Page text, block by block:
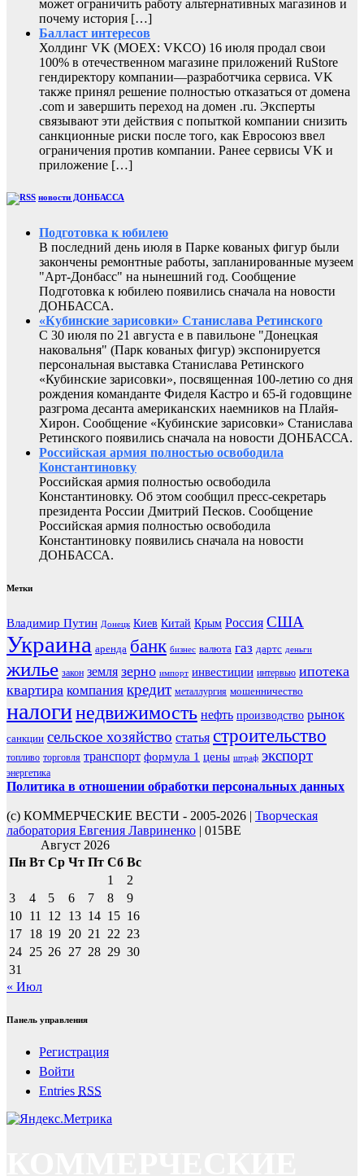
может ограничить работу альтернативных магазинов и
почему история […]
Балласт интересов
Холдинг VK (MOEX: VKCO) 16 июля продал свои
100% в отечественном магазине приложений RuStore
гендиректору компании—разработчика сервиса. VK
также принял решение полностью отказаться от домена
.com и завершить переход на домен .ru. Эксперты
связывают эти действия с попыткой компании снизить
санкционные риски после того, как Евросоюз ввел
ограничения против компании. Ранее сервисы VK и
приложение […]
новости ДОНБАССА
Подготовка к юбилею
В последний день июля в Парке кованых фигур были
закончены ремонтные работы, запланированные музеем
"Арт-Донбасс" на нынешний год. Сообщение
Подготовка к юбилею появились сначала на новости
ДОНБАССА.
«Кубинские зарисовки» Станислава Ретинского
С 30 июля по 21 августа е в павильоне "Донецкая
наковальня" (Парк кованых фигур) экспонируется
персональная выставка Станислава Ретинского
«Кубинские зарисовки», посвященная 100-летию со дня
рождения команданте Фиделя Кастро и 65-й годовщине
разгрома десанта американских наемников на Плайя-
Хирон. Сообщение «Кубинские зарисовки» Станислава
Ретинского появились сначала на новости ДОНБАССА.
Российская армия полностью освободила
Константиновку
Российская армия полностью освободила
Константиновку. Об этом сообщил пресс-секретарь
президента России Дмитрий Песков. Сообщение
Российская армия полностью освободила
Константиновку появились сначала на новости
ДОНБАССА.
Метки
Владимир Путин Донецк Киев Китай Крым Россия США
Украина аренда банк бизнес валюта газ дартс деньги
жилье закон земля зерно импорт инвестиции интервью ипотека
квартира компания кредит металлургия мошенничество
налогинедвижимость нефть производство рынок
санкции сельское хозяйство статья строительство
топливо торговля транспорт формула 1 цены штраф экспорт
энергетика
Политика в отношении обработки персональных данных
(с) КОММЕРЧЕСКИЕ ВЕСТИ - 2005-2026 | Творческая
лаборатория Евгения Лавриненко | 015BE
Август 2026
Пн Вт Ср Чт Пт Сб Вс
1
2
3
4 5 6 7 8
9
10 11 12 13 14 15 16
17 18 19 20 21 22 23
24 25 26 27 28 29 30
31
« Июл
Панель управления
Регистрация
Войти
Entries RSS